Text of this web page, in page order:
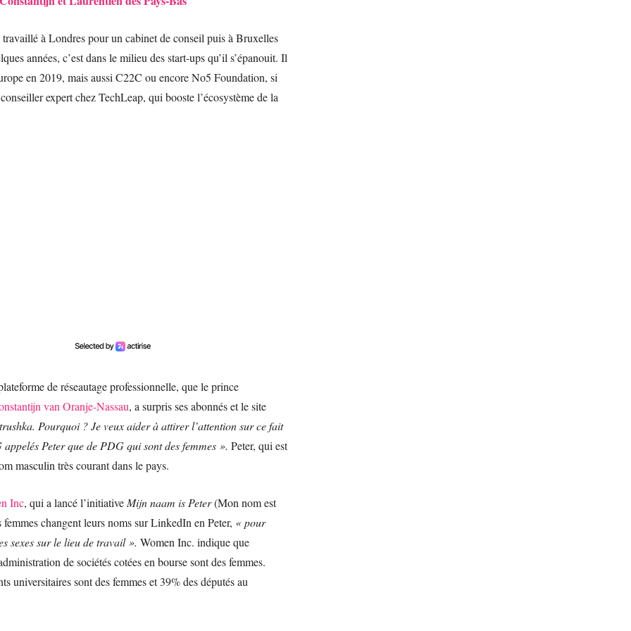
à Londres pour un cabinet de conseil puis à Bruxelles
années, c’est dans le milieu des start-ups qu’il s’épanouit. Il
en 2019, mais aussi C22C ou encore No5 Foundation, si
expert chez TechLeap, qui booste l’écosystème de la
de réseautage professionnelle, que le prince
van Oranje-Nassau, a surpris ses abonnés et le site
Pourquoi ? Je veux aider à attirer l’attention sur ce fait
Peter que de PDG qui sont des femmes ». Peter, qui est
masculin très courant dans le pays.
Inc, qui a lancé l’initiative Mijn naam is Peter(Mon nom est
changent leurs noms sur LinkedIn en Peter, « pour
sexes sur le lieu de travail ». Women Inc. indique que
de sociétés cotées en bourse sont des femmes.
universitaires sont des femmes et 39% des députés au